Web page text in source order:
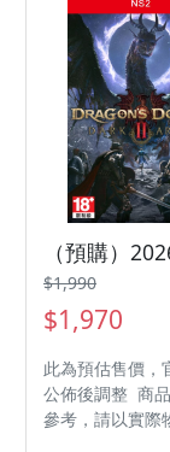
人 作品分級：
製作廠商：
Empire 發行廠
KONAMI
$1,990
$1,970
此為預估售價，
公佈後調整 商
參考，請以實際